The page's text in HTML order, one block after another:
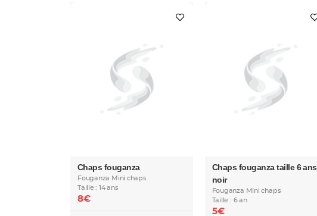
Chaps fouganza
Fouganza Mini chaps
Taille : 14 ans
8€
Chaps fouganza taille 6 ans
noir
Fouganza Mini chaps
Taille : 6 an
5€